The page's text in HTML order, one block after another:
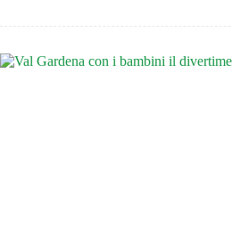
ed
insieme,
in